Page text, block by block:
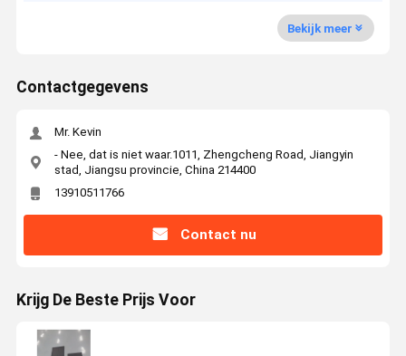
Bekijk meer
Contactgegevens
Mr. Kevin
- Nee, dat is niet waar.1011, Zhengcheng Road, Jiangyin
stad, Jiangsu provincie, China 214400
13910511766
Contact nu
Krijg De Beste Prijs Voor